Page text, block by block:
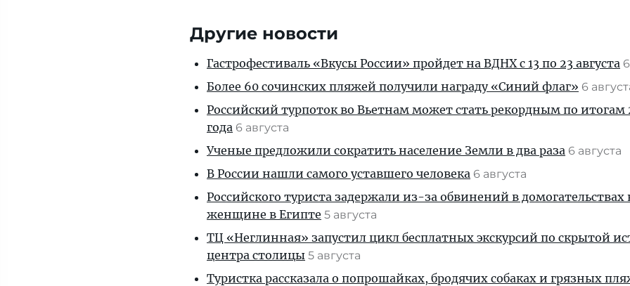
Другие новости
Гастрофестиваль «Вкусы России» пройдет на ВДНХ с 13 по 23 августа
Более 60 сочинских пляжей получили награду «Синий флаг» 6
Российский турпоток во Вьетнам может стать рекордным по итогам
года 6 августа
Ученые предложили сократить население Земли в два раза 6 августа
В России нашли самого уставшего человека 6 августа
Российского туриста задержали из-за обвинений в
женщине в Египте 5 августа
ТЦ «Неглинная» запустил цикл бесплатных экскурсий по скрытой
центра столицы 5 августа
Туристка рассказала о попрошайках, бродячих собаках и грязных